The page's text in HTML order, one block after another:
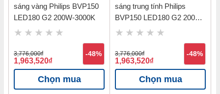
sáng vàng Philips BVP150
LED180 G2 200W-3000K
3,776,000đ
1,963,520đ
-48%
Chọn mua
sáng trung tính Philips
BVP150 LED180 G2 200W-
4000K
3,776,000đ
1,963,520đ
-48%
Chọn mua